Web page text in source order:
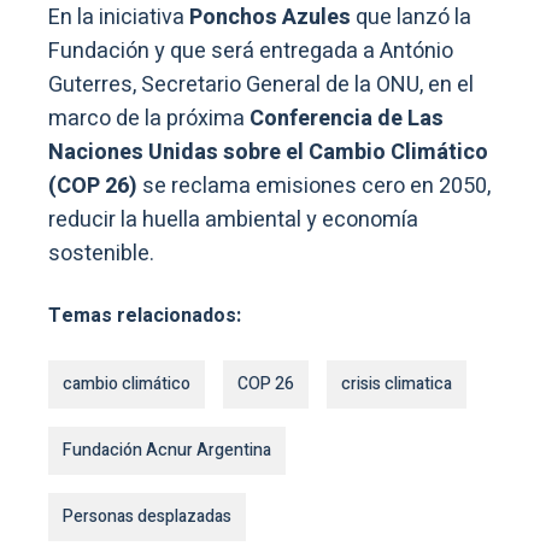
En la iniciativa Ponchos Azules que lanzó la
Fundación y que será entregada a António
Guterres, Secretario General de la ONU, en el
marco de la próxima Conferencia de Las
Naciones Unidas sobre el Cambio Climático
(COP 26) se reclama emisiones cero en 2050,
reducir la huella ambiental y economía
sostenible.
Temas relacionados:
cambio climático COP 26 crisis climatica
Fundación Acnur Argentina
Personas desplazadas